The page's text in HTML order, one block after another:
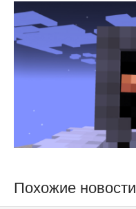
Похожие новости